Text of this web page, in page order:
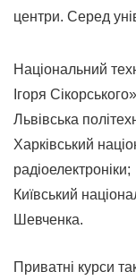
центри. Серед
Національний
Ігоря
Львівська
Харківський
радіоелектроніки;
Київський
Шевченка.
Приватні курси